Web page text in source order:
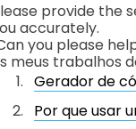
provide the
accurately.
you please
meus trabalhos
Gerador de
Por que usar